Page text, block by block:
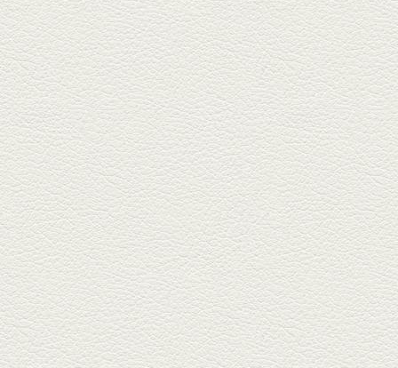
名店「旬味こさか」で夏の味を
堪能...
2025年5月23日放送
明太もちチーズもんじゃ
銀座中通りで深夜３時まで営業
している「もんじゃ焼きかめの
や」...
2025年5月2日放送
ミックス水餃子＆麻婆豆
腐
新水前寺駅そばの人気店「中華
料理 福来亭」へ。「しろ」ロッ
ク...
2025年4月11日放送
きびなごの塩焼き＆黒豚
しゃぶしゃぶ
春の[熊本屋台村]で昼飲みの刻。
[かごっま屋台 黒で乾杯]で「銀...